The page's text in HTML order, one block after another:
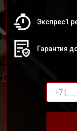
Экспрес1
Гарантия